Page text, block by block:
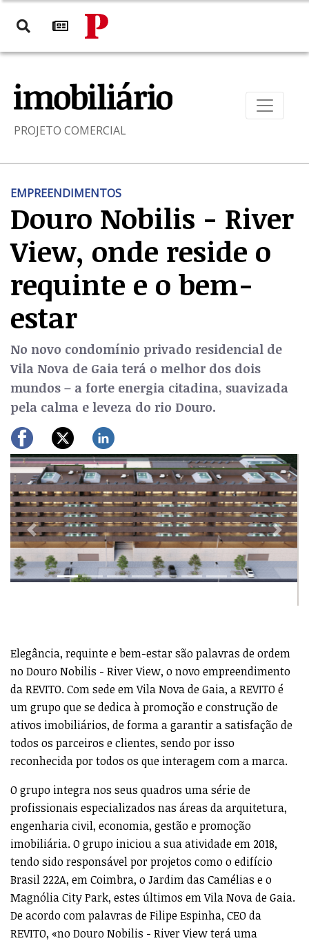
PROJETO COMERCIAL
EMPREENDIMENTOS
Douro Nobilis - River
View, onde reside o
requinte e o bem-
estar
No novo condomínio privado residencial de
Vila Nova de Gaia terá o melhor dos dois
mundos – a forte energia citadina, suavizada
pela calma e leveza do rio Douro.
Previous Next
Elegância, requinte e bem-estar são palavras de ordem
no Douro Nobilis - River View, o novo empreendimento
da REVITO. Com sede em Vila Nova de Gaia, a REVITO é
um grupo que se dedica à promoção e construção de
ativos imobiliários, de forma a garantir a satisfação de
todos os parceiros e clientes, sendo por isso
reconhecida por todos os que interagem com a marca.
O grupo integra nos seus quadros uma série de
profissionais especializados nas áreas da arquitetura,
engenharia civil, economia, gestão e promoção
imobiliária. O grupo iniciou a sua atividade em 2018,
tendo sido responsável por projetos como o edifício
Brasil 222A, em Coimbra, o Jardim das Camélias e o
Magnólia City Park, estes últimos em Vila Nova de Gaia.
De acordo com palavras de Filipe Espinha, CEO da
REVITO, «no Douro Nobilis - River View terá uma